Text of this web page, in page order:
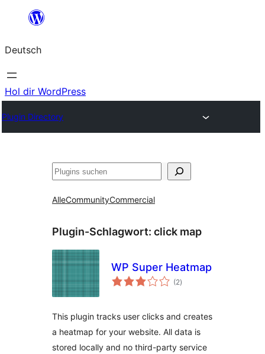
springen
Deutsch
Hol dir WordPress
Plugin Directory
Suchen
AlleCommunityCommercial
Plugin-Schlagwort: click map
WP Super Heatmap
(2Bewertungen
insgesamt
)
This plugin tracks user clicks and creates
a heatmap for your website. All data is
stored locally and no third-party service